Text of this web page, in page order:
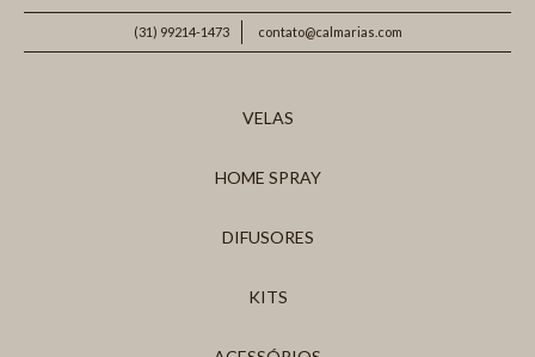
(31) 99214-1473 contato@calmarias.com
VELAS
HOME SPRAY
DIFUSORES
KITS